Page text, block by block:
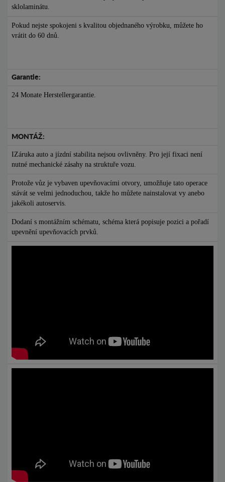
sklolaminátu.
Pokud nejste spokojeni s kvalitou objednaného výrobku, můžete ho
vrátit do 60 dnů.
Garantie:
24 Monate Herstellergarantie.
MONTÁŽ:
IZáruka auto a jízdní stabilita nejsou ovlivněny. Pro její fixaci není
nutné mechanické zásahy na struktuře vozu.
Protože vůz je vybaven upevňovacími otvory, umožňuje tato operace
stávát se velmi jednoduchou, takže ho můžete nainstalovat vy anebo
jakékoli autoservis.
Dodaní s montážním schématu, schéma která popisuje pozici a pořadí
upevnění upevňovacích prvků.